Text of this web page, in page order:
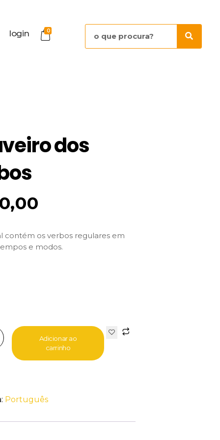
login 0
dos
contém os verbos regulares em
e modos.
Adicionar ao
carrinho
Português